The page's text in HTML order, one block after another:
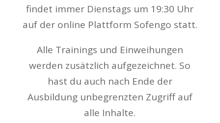
findet immer Dienstags um 19:30 Uhr
auf der online Plattform Sofengo statt.
Alle Trainings und Einweihungen
werden zusätzlich aufgezeichnet. So
hast du auch nach Ende der
Ausbildung unbegrenzten Zugriff auf
alle Inhalte.